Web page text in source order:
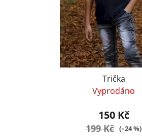
Trička
Vyprodáno
150 Kč
199 Kč (–24 %)